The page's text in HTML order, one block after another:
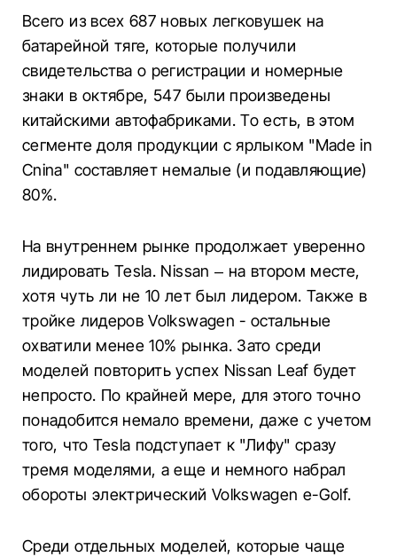
Всего из всех 687 новых легковушек на
батарейной тяге, которые получили
свидетельства о регистрации и номерные
знаки в октябре, 547 были произведены
китайскими автофабриками. То есть, в этом
сегменте доля продукции с ярлыком "Made in
Cnina" составляет немалые (и подавляющие)
80%.
На внутреннем рынке продолжает уверенно
лидировать Tesla. Nissan – на втором месте,
хотя чуть ли не 10 лет был лидером. Также в
тройке лидеров Volkswagen - остальные
охватили менее 10% рынка. Зато среди
моделей повторить успех Nissan Leaf будет
непросто. По крайней мере, для этого точно
понадобится немало времени, даже с учетом
того, что Tesla подступает к "Лифу" сразу
тремя моделями, а еще и немного набрал
обороты электрический Volkswagen e-Golf.
Среди отдельных моделей, которые чаще